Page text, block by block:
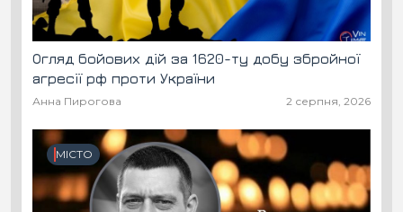
Огляд бойових дій за 1620-ту добу збройної
агресії рф проти України
Анна Пирогова 2 серпня, 2026
МІСТО